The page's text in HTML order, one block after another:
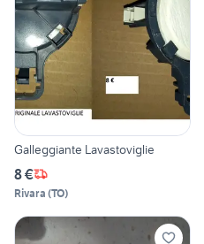
Galleggiante Lavastoviglie
8 €
Rivara (TO)